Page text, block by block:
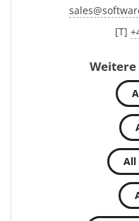
sales@
[T]
All